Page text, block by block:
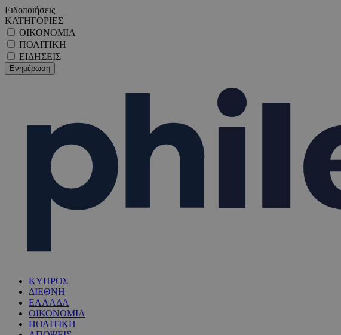
Ειδοποιήσεις
ΚΑΤΗΓΟΡΙΕΣ
ΟΙΚΟΝΟΜΙΑ
ΠΟΛΙΤΙΚΗ
ΕΙΔΗΣΕΙΣ
ΚΥΠΡΟΣ
ΔΙΕΘΝΗ
ΕΛΛΑΔΑ
ΟΙΚΟΝΟΜΙΑ
ΠΟΛΙΤΙΚΗ